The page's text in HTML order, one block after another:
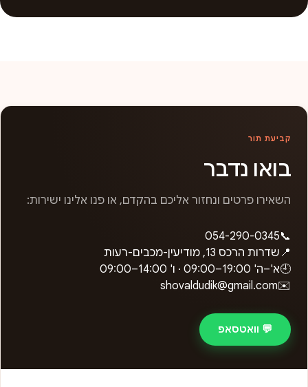
קביעת תור
בואו נדבר
השאירו פרטים ונחזור אליכם בהקדם, או פנו אלינו ישירות:
📞
054-290-0345
📍 שדרות הרכס 13, מודיעין-מכבים-רעות
🕘א'–ה' 09:00–19:00 · ו' 09:00–14:00
✉️
shovaldudik@gmail.com
💬 וואטסאפ